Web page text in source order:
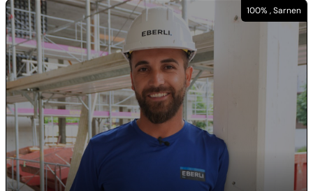
100% , Sarnen